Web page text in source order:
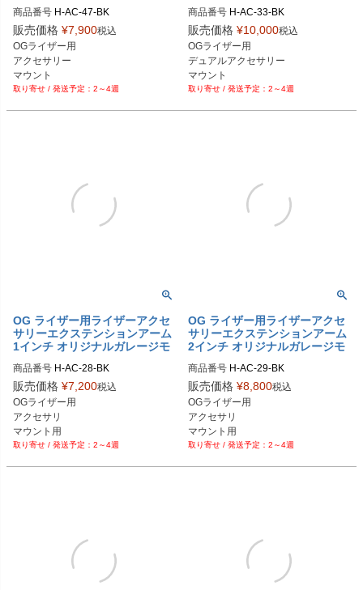
商品番号 H-AC-47-BK
販売価格 ¥7,900税込
OGライザー用
アクセサリー
マウント
クランプ
2～4週
商品番号 H-AC-33-BK
販売価格 ¥10,000税込
OGライザー用
デュアルアクセサリー
マウント
クランプ
2～4週
OG ライザー用ライザーアクセ
サリーエクステンションアーム
1インチ オリジナルガレージモ
商品番号 H-AC-28-BK
販売価格 ¥7,200税込
OGライザー用
アクセサリ
マウント用
延長アーム
2～4週
OG ライザー用ライザーアクセ
サリーエクステンションアーム
2インチ オリジナルガレージモ
商品番号 H-AC-29-BK
販売価格 ¥8,800税込
OGライザー用
アクセサリ
マウント用
延長アーム
2～4週